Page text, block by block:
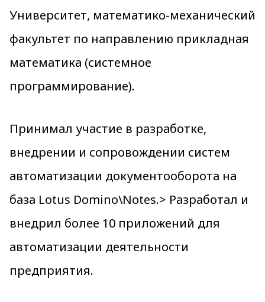
Университет, математико-механический
факультет по направлению прикладная
математика (системное
программирование).
Принимал участие в разработке,
внедрении и сопровождении систем
автоматизации документооборота на
база Lotus Domino\Notes.> Разработал и
внедрил более 10 приложений для
автоматизации деятельности
предприятия.